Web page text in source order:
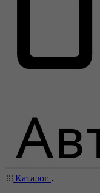
Каталог